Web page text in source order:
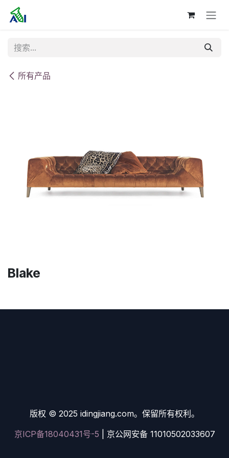
跳至内容
所有产品
Blake
版权 © 2025 idingjiang.com。保留所有权利。
京ICP备18040431号-5 | 京公网安备 11010502033607